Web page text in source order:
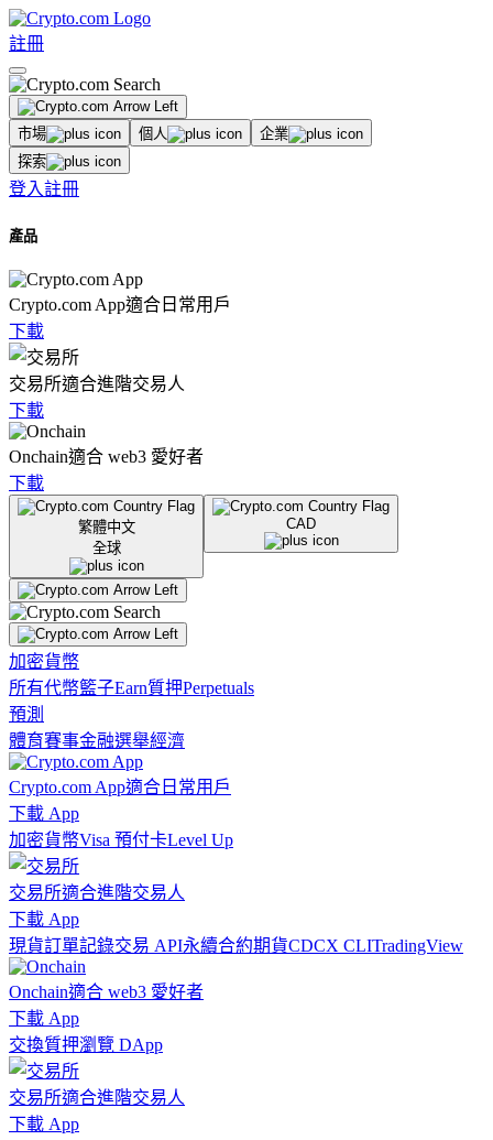
註冊
市場 個人
企業
探索
登入註冊
產品
Crypto.com App適合日常用戶
下載
交易所適合進階交易人
下載
Onchain適合 web3 愛好者
下載
繁體中文
全球
CAD
加密貨幣
所有代幣籃子Earn質押Perpetuals
預測
體育賽事金融選舉經濟
Crypto.com App適合日常用戶
下載 App
加密貨幣Visa 預付卡Level Up
交易所適合進階交易人
下載 App
現貨訂單記錄交易 API永續合約期貨CDCX CLITradingView
Onchain適合 web3 愛好者
下載 App
交換質押瀏覽 DApp
交易所適合進階交易人
下載 App